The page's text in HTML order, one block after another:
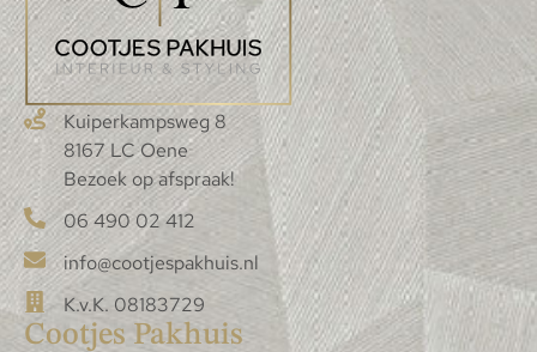
Kuiperkampsweg 8
8167 LC Oene
Bezoek op afspraak!
06 490 02 412
info@cootjespakhuis.nl
K.v.K. 08183729
Cootjes Pakhuis